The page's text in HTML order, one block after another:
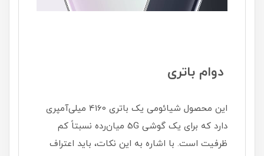
دوام باتری
این محصول شیائومی یک باتری 4160 میلی‌آمپری
دارد که برای یک گوشی 5G میان‌رده نسبتاً کم
ظرفیت است. با اشاره به این نکات، باید اعتراف